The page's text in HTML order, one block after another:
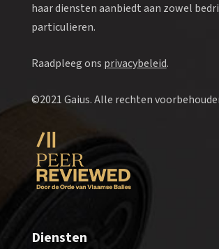
haar diensten aanbiedt aan zowel
particulieren.
Raadpleeg ons privacybeleid.
©2021 Gaius. Alle rechten
Diensten